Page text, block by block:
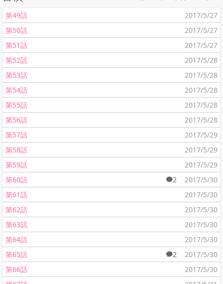
第49話
2017/5/27
第50話
2017/5/27
第51話
2017/5/27
第52話
2017/5/28
第53話
2017/5/28
第54話
2017/5/28
第55話
2017/5/28
第56話
2017/5/28
第57話
2017/5/29
第58話
2017/5/29
第59話
2017/5/29
第60話
2
2017/5/30
第61話
2017/5/30
第62話
2017/5/30
第63話
2017/5/30
第64話
2017/5/30
第65話
2
2017/5/30
第66話
2017/5/30